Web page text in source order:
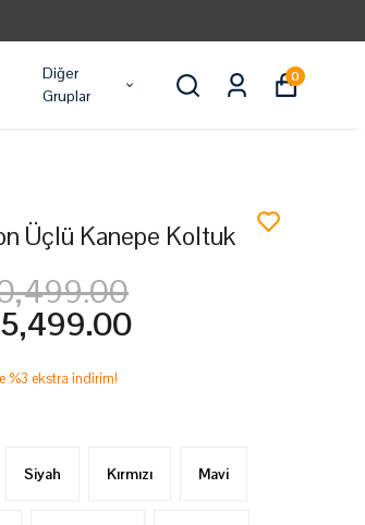
Diğer
Gruplar
0
Üçlü Kanepe Koltuk
%3 ekstra indirim!
Siyah Kırmızı Mavi